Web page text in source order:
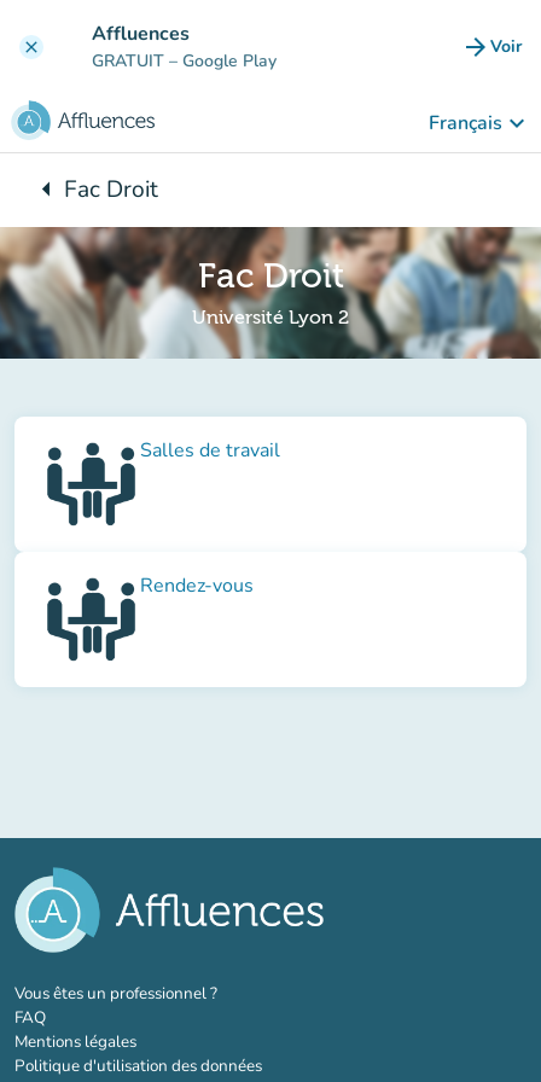
clear Affluences
GRATUIT – Google Play arrow_forward Voir
Français keyboard_arrow_down
arrow_leftRetour à :
Fac Droit
Fac Droit
Université Lyon 2
Salles de travail
Rendez-vous
Vous êtes un professionnel ?(nouvel onglet)
FAQ
Mentions légales
Politique d'utilisation des données